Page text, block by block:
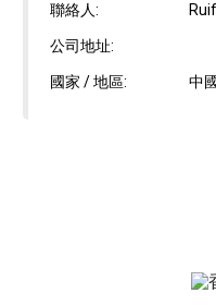
聯絡人:
公司地址:
國家 / 地區: 中